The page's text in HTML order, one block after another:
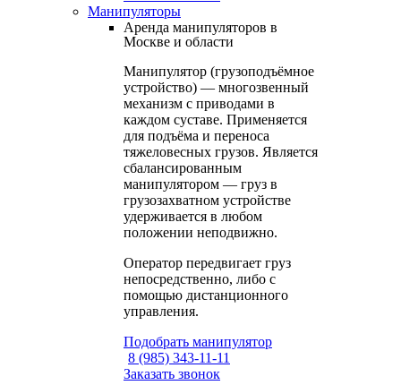
Манипуляторы
Аренда манипуляторов в
Москве и области
Манипулятор (грузоподъёмное
устройство) — многозвенный
механизм с приводами в
каждом суставе. Применяется
для подъёма и переноса
тяжеловесных грузов. Является
сбалансированным
манипулятором — груз в
грузозахватном устройстве
удерживается в любом
положении неподвижно.
Оператор передвигает груз
непосредственно, либо с
помощью дистанционного
управления.
Подобрать манипулятор
8 (985) 343-11-11
Заказать звонок